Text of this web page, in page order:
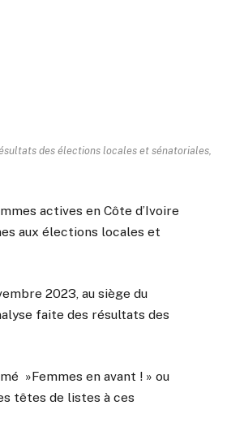
des élections locales et sénatoriales,
actives en Côte d’Ivoire
aux élections locales et
2023, au siège du
faite des résultats des
»Femmes en avant ! » ou
têtes de listes à ces